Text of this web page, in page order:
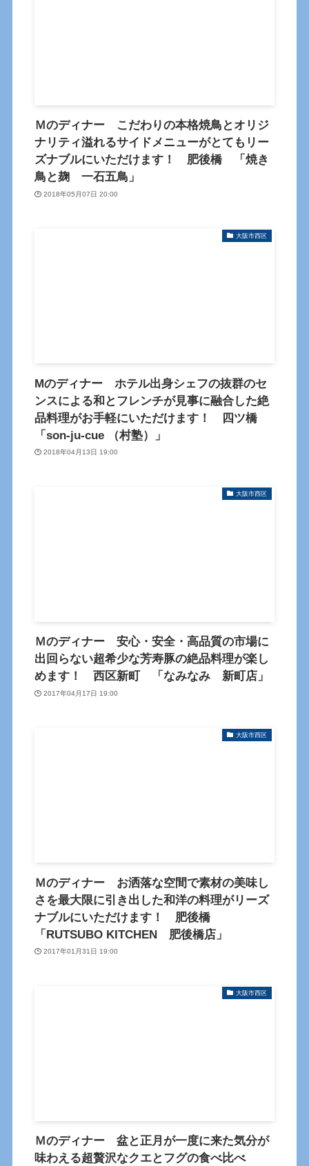
Ｍのディナー こだわりの本格焼鳥とオリジ
ナリティ溢れるサイドメニューがとてもリー
ズナブルにいただけます！ 肥後橋 「焼き
鳥と麹 一石五鳥」
2018年05月07日 20:00
大阪市西区
Mのディナー ホテル出身シェフの抜群のセ
ンスによる和とフレンチが見事に融合した絶
品料理がお手軽にいただけます！ 四ツ橋
「son-ju-cue （村塾）」
2018年04月13日 19:00
大阪市西区
Ｍのディナー 安心・安全・高品質の市場に
出回らない超希少な芳寿豚の絶品料理が楽し
めます！ 西区新町 「なみなみ 新町店」
2017年04月17日 19:00
大阪市西区
Ｍのディナー お洒落な空間で素材の美味し
さを最大限に引き出した和洋の料理がリーズ
ナブルにいただけます！ 肥後橋
「RUTSUBO KITCHEN 肥後橋店」
2017年01月31日 19:00
大阪市西区
Ｍのディナー 盆と正月が一度に来た気分が
味わえる超贅沢なクエとフグの食べ比べ